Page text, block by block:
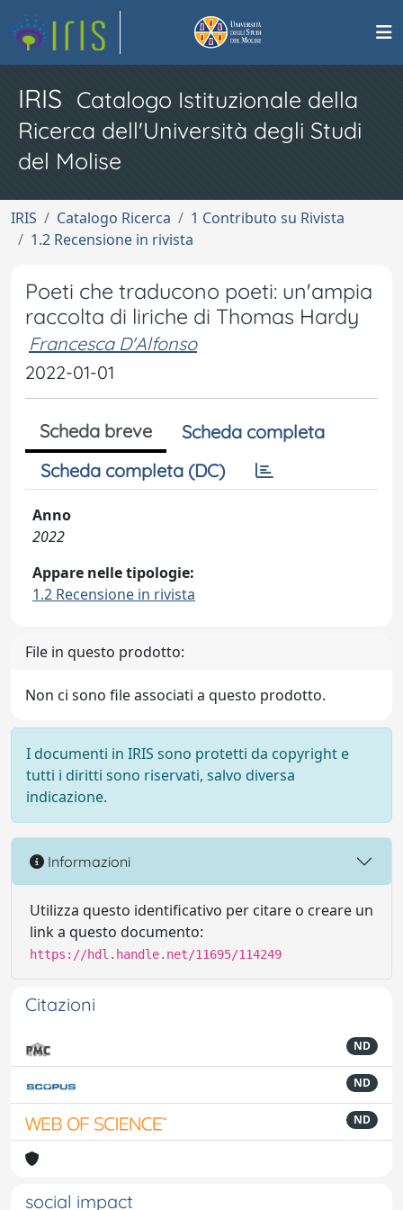
IRIS Catalogo Istituzionale della
Ricerca dell'Università degli Studi
del Molise
IRIS Catalogo Ricerca
1 Contributo su Rivista
1.2 Recensione in rivista
Poeti che traducono poeti: un'ampia
raccolta di liriche di Thomas Hardy
Francesca D'Alfonso
2022-01-01
Scheda breve
Scheda completa
Scheda completa (DC)
Anno
2022
Appare nelle tipologie:
1.2 Recensione in rivista
File in questo prodotto:
Non ci sono file associati a questo prodotto.
I documenti in IRIS sono protetti da copyright e
tutti i diritti sono riservati, salvo diversa
indicazione.
Informazioni
Utilizza questo identificativo per citare o creare un
link a questo documento:
https://hdl.handle.net/11695/114249
Citazioni
ND
ND
ND
social impact